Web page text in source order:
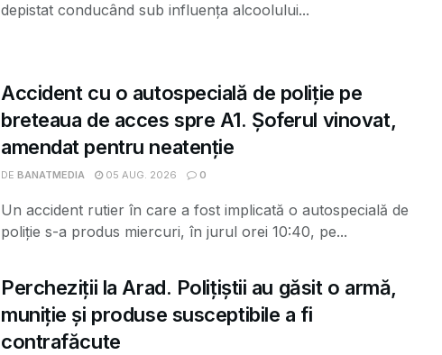
depistat conducând sub influența alcoolului...
Accident cu o autospecială de poliție pe
breteaua de acces spre A1. Șoferul vinovat,
amendat pentru neatenție
DE BANATMEDIA 05 AUG. 2026 0
Un accident rutier în care a fost implicată o autospecială de
poliție s-a produs miercuri, în jurul orei 10:40, pe...
Percheziții la Arad. Polițiștii au găsit o armă,
muniție și produse susceptibile a fi
contrafăcute